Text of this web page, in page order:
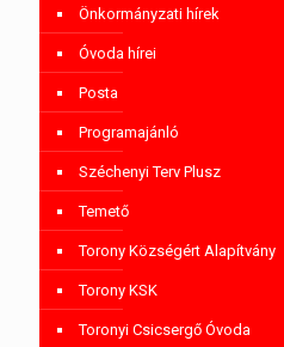
Önkormányzati hírek
Óvoda hírei
Posta
Programajánló
Széchenyi Terv Plusz
Temető
Torony Községért Alapítvány
Torony KSK
Toronyi Csicsergő Óvoda